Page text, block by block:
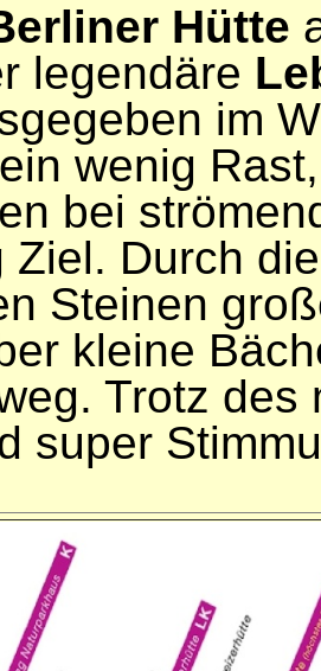
Hütte
legendäre
im
wenig
bei
Ziel. Durch
Steinen
kleine
Trotz
super